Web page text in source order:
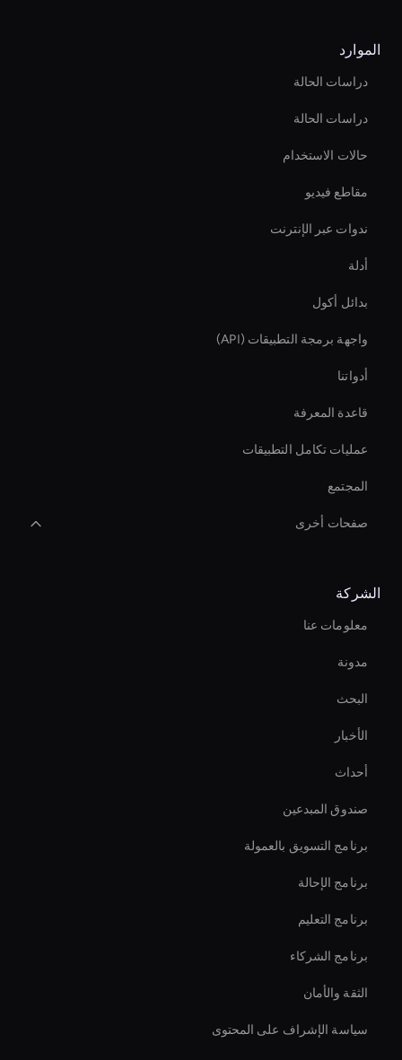
الموارد
دراسات الحالة
دراسات الحالة
حالات الاستخدام
مقاطع فيديو
ندوات عبر الإنترنت
أدلة
بدائل أكول
واجهة برمجة التطبيقات (API)
أدواتنا
قاعدة المعرفة
عمليات تكامل التطبيقات
المجتمع
صفحات أخرى
محرر فيديو الشركات بالذكاء الاصطناعي
Live Streaming Avatar
Live Cam Ai Avatar
Personalized Ai Avatar For Online Learning
مغير سرعة الفيديو بالذكاء الاصطناعي
أداة تثبيت الفيديو بالذكاء الاصطناعي
virtual assistant for business
الشركة
معلومات عنا
مدونة
البحث
الأخبار
أحداث
صندوق المبدعين
برنامج التسويق بالعمولة
برنامج الإحالة
برنامج التعليم
برنامج الشركاء
الثقة والأمان
سياسة الإشراف على المحتوى